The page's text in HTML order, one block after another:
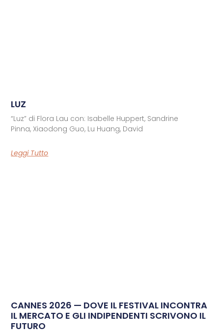
LUZ
“Luz” di Flora Lau con: Isabelle Huppert, Sandrine
Pinna, Xiaodong Guo, Lu Huang, David
Leggi Tutto
CANNES 2026 — DOVE IL FESTIVAL INCONTRA
IL MERCATO E GLI INDIPENDENTI SCRIVONO IL
FUTURO